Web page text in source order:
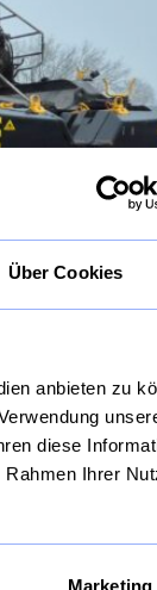
Über Cookies
anbieten zu
diese
Ihrer
Marketing
und unsere